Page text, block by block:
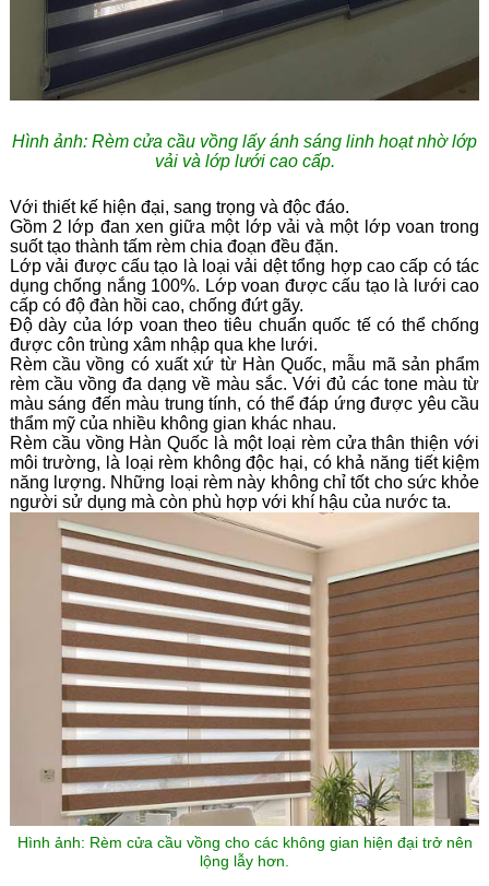
Hình ảnh: Rèm cửa cầu vồng lấy ánh sáng linh hoạt nhờ lớp
vải và lớp lưới cao cấp.
Với thiết kế hiện đại, sang trọng và độc đáo.
Gồm 2 lớp đan xen giữa một lớp vải và một lớp voan trong
suốt tạo thành tấm rèm chia đoạn đều đặn.
Lớp vải được cấu tạo là loại vải dệt tổng hợp cao cấp có tác
dụng chống nắng 100%. Lớp voan được cấu tạo là lưới cao
cấp có độ đàn hồi cao, chống đứt gãy.
Độ dày của lớp voan theo tiêu chuẩn quốc tế có thể chống
được côn trùng xâm nhập qua khe lưới.
Rèm cầu vồng có xuất xứ từ Hàn Quốc, mẫu mã sản phẩm
rèm cầu vồng đa dạng về màu sắc. Với đủ các tone màu từ
màu sáng đến màu trung tính, có thể đáp ứng được yêu cầu
thẩm mỹ của nhiều không gian khác nhau.
Rèm cầu vồng Hàn Quốc là một loại rèm cửa thân thiện với
môi trường, là loại rèm không độc hại, có khả năng tiết kiệm
năng lượng. Những loại rèm này không chỉ tốt cho sức khỏe
người sử dụng mà còn phù hợp với khí hậu của nước ta.
Hình ảnh: Rèm cửa cầu vồng cho các không gian hiện đại trở nên
lộng lẫy hơn.